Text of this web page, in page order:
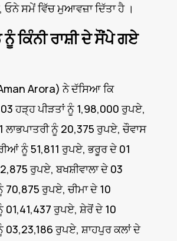
ਓਨੇ ਸਮੇਂ ਵਿੱਚ ਮੁਆਵਜ਼ਾ ਦਿੱਤਾ ਹੈ ।
ਕਿੰਨੀ ਰਾਸ਼ੀ ਦੇ ਸੌਂਪੇ ਗਏ
Arora) ਨੇ ਦੱਸਿਆ ਕਿ
ਹੜ੍ਹ ਪੀੜਤਾਂ ਨੂੰ 1,98,000 ਰੁਪਏ,
ਲਾਭਪਾਤਰੀ ਨੂੰ 20,375 ਰੁਪਏ, ਚੌਵਾਸ
ਨੂੰ 51,811 ਰੁਪਏ, ਭਰੂਰ ਦੇ 01
ਰੁਪਏ, ਬਖਸ਼ੀਵਾਲਾ ਦੇ 03
70,875 ਰੁਪਏ, ਚੀਮਾ ਦੇ 10
01,41,437 ਰੁਪਏ, ਸ਼ੇਰੋਂ ਦੇ 10
03,23,186 ਰੁਪਏ, ਸ਼ਾਹਪੁਰ ਕਲਾਂ ਦੇ